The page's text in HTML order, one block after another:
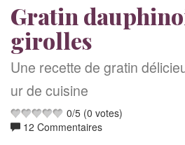
Gratin
girolles
Une recette de gratin
ur de cuisine
0/5 (0 votes)
12 Commentaires